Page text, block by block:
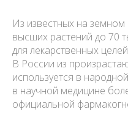
Из известных на
высших растений до 70
для лекарственных
В России из
используется в
в научной медицине
официальной